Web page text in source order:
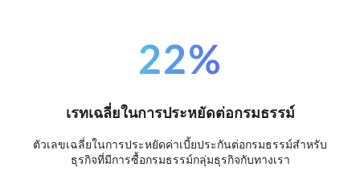
22%
เรทเฉลี่ยในการประหยัดต่อกรมธรรม์
ตัวเลขเฉลี่ยในการประหยัดค่าเบี้ยประกันต่อกรมธรรม์สำหรับ
ธุรกิจที่มีการซื้อกรมธรรม์กลุ่มธุรกิจกับทางเรา